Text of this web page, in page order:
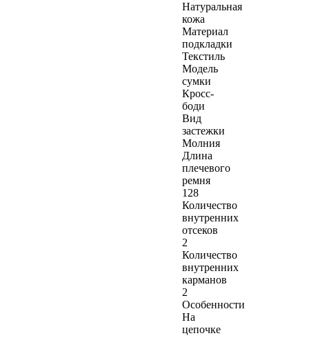
Натуральная
кожа
Материал
подкладки
Текстиль
Модель
сумки
Кросс-
боди
Вид
застежки
Молния
Длина
плечевого
ремня
128
Количество
внутренних
отсеков
2
Количество
внутренних
карманов
2
Особенности
На
цепочке